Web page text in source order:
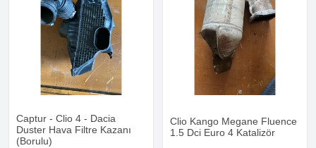
Captur - Clio 4 - Dacia
Duster Hava Filtre Kazanı
(Borulu)
Clio Kango Megane Fluence
1.5 Dci Euro 4 Katalizör